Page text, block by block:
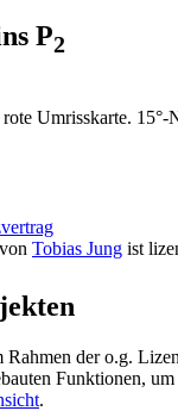
P2
Umrisskarte. 15°-
von Tobias Jung ist
der o.g.
Funktionen,
.